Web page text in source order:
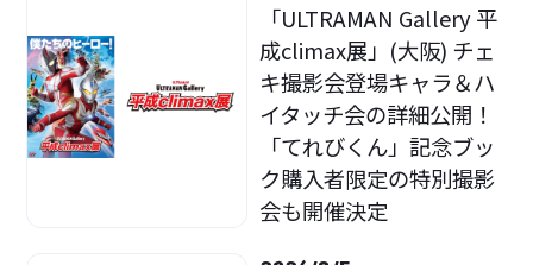
「ULTRAMAN Gallery 平
成climax展」(大阪) チェ
キ撮影会登場キャラ＆ハ
イタッチ会の詳細公開！
「てれびくん」記念ブッ
ク購入者限定の特別撮影
会も開催決定